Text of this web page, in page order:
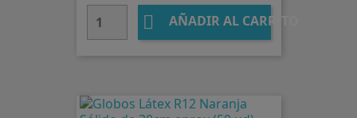
 AÑADIR AL CARRITO